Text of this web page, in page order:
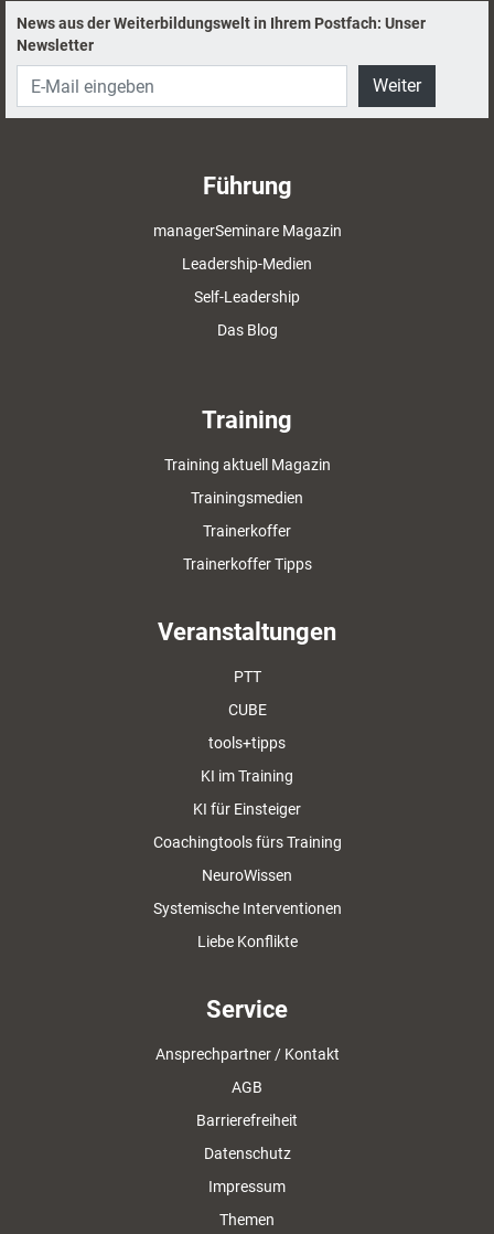
News aus der Weiterbildungswelt in Ihrem Postfach: Unser
Newsletter
Weiter
Führung
managerSeminare Magazin
Leadership-Medien
Self-Leadership
Das Blog
Training
Training aktuell Magazin
Trainingsmedien
Trainerkoffer
Trainerkoffer Tipps
Veranstaltungen
PTT
CUBE
tools+tipps
KI im Training
KI für Einsteiger
Coachingtools fürs Training
NeuroWissen
Systemische Interventionen
Liebe Konflikte
Service
Ansprechpartner / Kontakt
AGB
Barrierefreiheit
Datenschutz
Impressum
Themen